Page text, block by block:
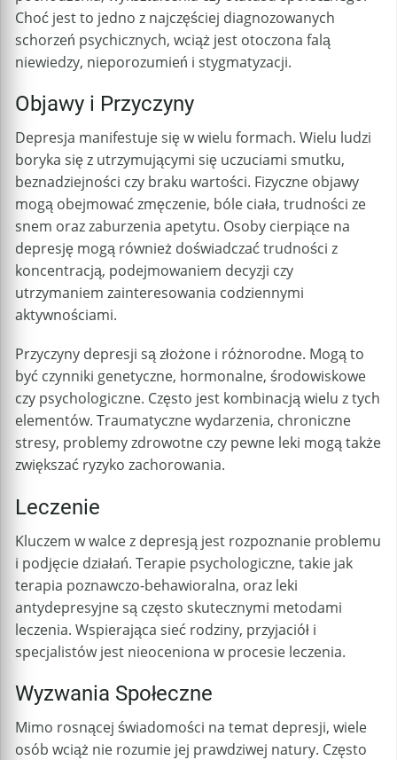
Choć jest to jedno z najczęściej diagnozowanych
schorzeń psychicznych, wciąż jest otoczona falą
niewiedzy, nieporozumień i stygmatyzacji.
Objawy i Przyczyny
Depresja manifestuje się w wielu formach. Wielu ludzi
boryka się z utrzymującymi się uczuciami smutku,
beznadziejności czy braku wartości. Fizyczne objawy
mogą obejmować zmęczenie, bóle ciała, trudności ze
snem oraz zaburzenia apetytu. Osoby cierpiące na
depresję mogą również doświadczać trudności z
koncentracją, podejmowaniem decyzji czy
utrzymaniem zainteresowania codziennymi
aktywnościami.
Przyczyny depresji są złożone i różnorodne. Mogą to
być czynniki genetyczne, hormonalne, środowiskowe
czy psychologiczne. Często jest kombinacją wielu z tych
elementów. Traumatyczne wydarzenia, chroniczne
stresy, problemy zdrowotne czy pewne leki mogą także
zwiększać ryzyko zachorowania.
Leczenie
Kluczem w walce z depresją jest rozpoznanie problemu
i podjęcie działań. Terapie psychologiczne, takie jak
terapia poznawczo-behawioralna, oraz leki
antydepresyjne są często skutecznymi metodami
leczenia. Wspierająca sieć rodziny, przyjaciół i
specjalistów jest nieoceniona w procesie leczenia.
Wyzwania Społeczne
Mimo rosnącej świadomości na temat depresji, wiele
osób wciąż nie rozumie jej prawdziwej natury. Często